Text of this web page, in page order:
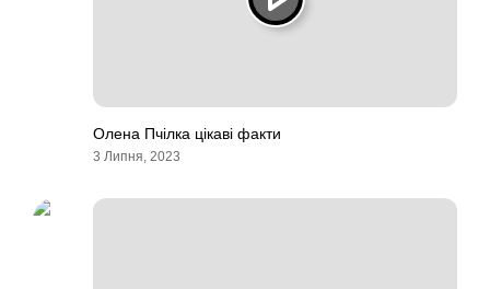
Олена Пчілка цікаві факти
3 Липня, 2023